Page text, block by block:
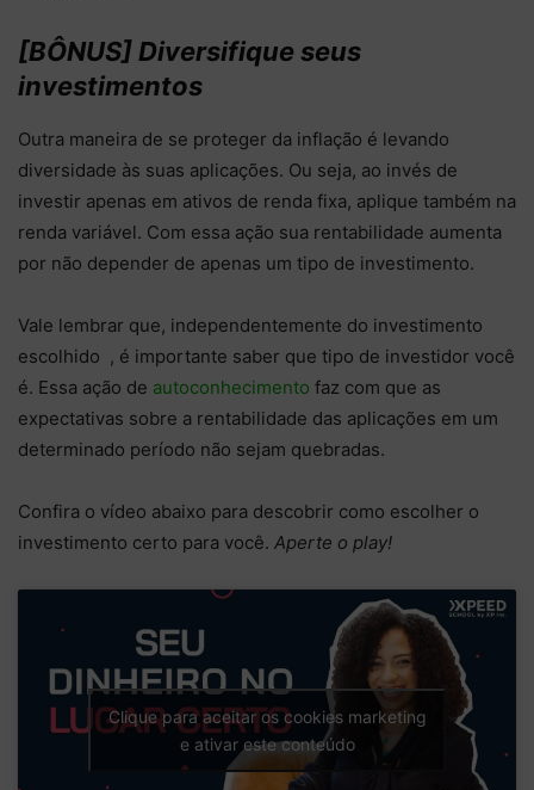
[BÔNUS] Diversifique seus
investimentos
Outra maneira de se proteger da inflação é levando
diversidade às suas aplicações. Ou seja, ao invés de
investir apenas em ativos de renda fixa, aplique também na
renda variável. Com essa ação sua rentabilidade aumenta
por não depender de apenas um tipo de investimento.
Vale lembrar que, independentemente do investimento
escolhido , é importante saber que tipo de investidor você
é. Essa ação de autoconhecimento faz com que as
expectativas sobre a rentabilidade das aplicações em um
determinado período não sejam quebradas.
Confira o vídeo abaixo para descobrir como escolher o
investimento certo para você. Aperte o play!
Clique para aceitar os cookies marketing
e ativar este conteúdo